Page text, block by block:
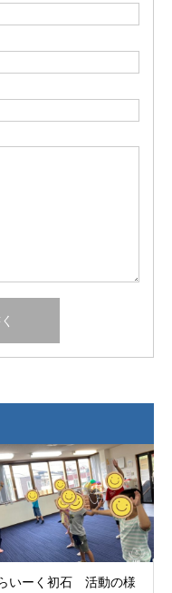
いーく初石 活動の様